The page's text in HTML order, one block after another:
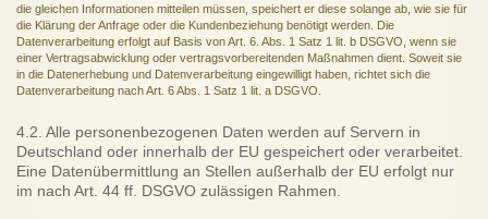
die gleichen Informationen mitteilen müssen, speichert er diese solange ab, wie sie für
die Klärung der Anfrage oder die Kundenbeziehung benötigt werden. Die
Datenverarbeitung erfolgt auf Basis von Art. 6. Abs. 1 Satz 1 lit. b DSGVO, wenn sie
einer Vertragsabwicklung oder vertragsvorbereitenden Maßnahmen dient. Soweit sie
in die Datenerhebung und Datenverarbeitung eingewilligt haben, richtet sich die
Datenverarbeitung nach Art. 6 Abs. 1 Satz 1 lit. a DSGVO.
4.2. Alle personenbezogenen Daten werden auf Servern in
Deutschland oder innerhalb der EU gespeichert oder verarbeitet.
Eine Datenübermittlung an Stellen außerhalb der EU erfolgt nur
im nach Art. 44 ff. DSGVO zulässigen Rahmen.